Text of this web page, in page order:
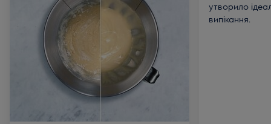
утворило
випікання.